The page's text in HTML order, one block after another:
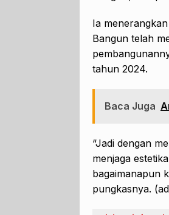
Ia
Bangun telah
tahun 2024.
Baca Juga
“Jadi dengan
menjaga
bagaimanapun
pungkasnya.